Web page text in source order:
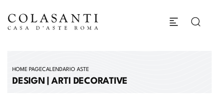
HOME PAGECALENDARIO ASTE
DESIGN | ARTI DECORATIVE